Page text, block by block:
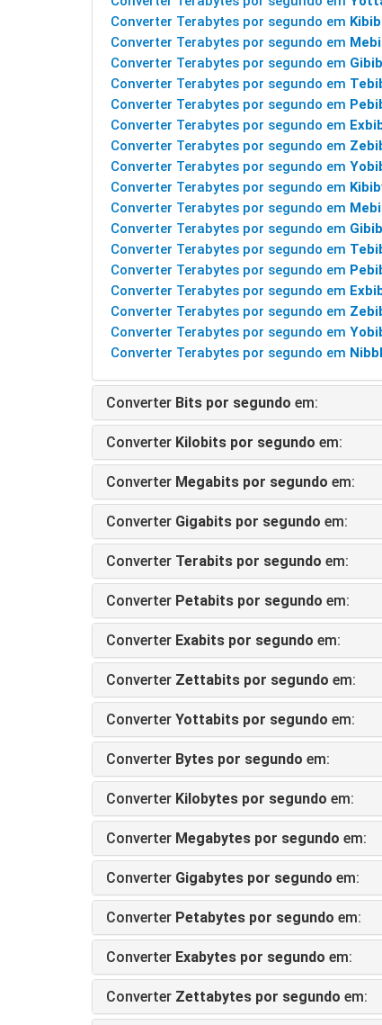
Converter Terabytes por segundo em
Converter Terabytes por segundo em
Converter Terabytes por segundo em
Converter Terabytes por segundo em
Converter Terabytes por segundo em
Converter Terabytes por segundo em
Converter Terabytes por segundo em
Converter Terabytes por segundo em
Converter Terabytes por segundo em
Converter Terabytes por segundo em
Converter Terabytes por segundo em
Converter Terabytes por segundo em
Converter Terabytes por segundo em
Converter Terabytes por segundo em
Converter Terabytes por segundo em
Converter Terabytes por segundo em
Converter Terabytes por segundo em
Converter Bits por segundo em:
Converter Kilobits por segundo em:
Converter Megabits por segundo em:
Converter Gigabits por segundo em:
Converter Terabits por segundo em:
Converter Petabits por segundo em:
Converter Exabits por segundo em:
Converter Zettabits por segundo em:
Converter Yottabits por segundo em:
Converter Bytes por segundo em:
Converter Kilobytes por segundo em:
Converter Megabytes por segundo em:
Converter Gigabytes por segundo em:
Converter Petabytes por segundo em:
Converter Exabytes por segundo em:
Converter Zettabytes por segundo em: